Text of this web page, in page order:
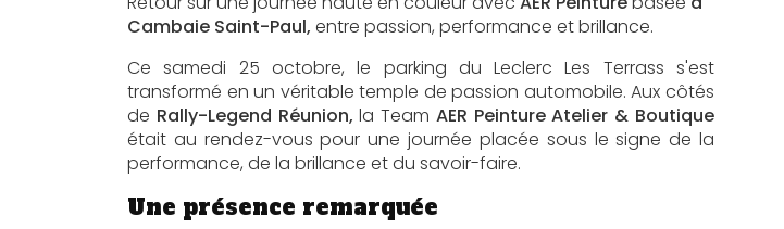
Cambaie Saint-Paul, entre passion, performance et brillance.
Ce samedi 25 octobre, le parking du Leclerc Les Terrass s'est
transformé en un véritable temple de passion automobile. Aux côtés
de Rally-Legend Réunion, la Team AER Peinture Atelier & Boutique
était au rendez-vous pour une journée placée sous le signe de la
performance, de la brillance et du savoir-faire.
Une présence remarquée